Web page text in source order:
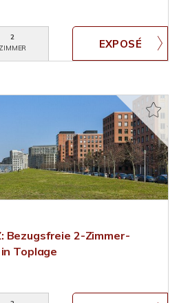
2
ZIMMER
Bezugsfreie 2-Zimmer-
Toplage